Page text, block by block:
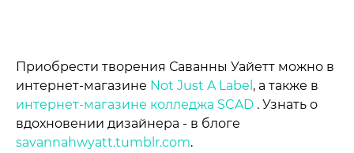
Приобрести творения Саванны Уайетт можно в
интернет-магазине Not Just A Label , а также в
интернет-магазине колледжа SCAD . Узнать о
вдохновении дизайнера - в блоге
savannahwyatt.tumblr.com.